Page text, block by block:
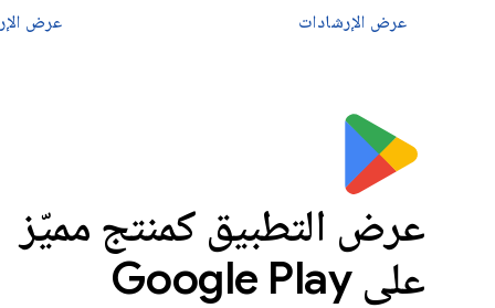
عرض الإرشادات عرض
عرض التطبيق كمنتج مميّز
على Google Play